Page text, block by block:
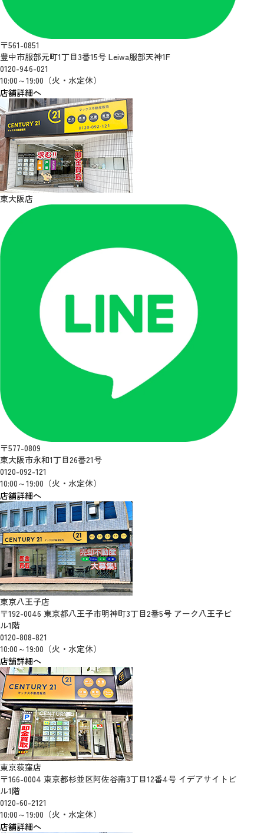
〒561-0851
豊中市服部元町1丁目3番15号 Leiwa服部天神1F
0120-946-021
10:00～19:00（火・水定休）
店舗詳細へ
東大阪店
〒577-0809
東大阪市永和1丁目26番21号
0120-092-121
10:00～19:00（火・水定休）
店舗詳細へ
東京八王子店
〒192-0046 東京都八王子市明神町3丁目2番5号 アーク八王子ビ
ル1階
0120-808-821
10:00～19:00（火・水定休）
店舗詳細へ
東京荻窪店
〒166-0004 東京都杉並区阿佐谷南3丁目12番4号 イデアサイトビ
ル1階
0120-60-2121
10:00～19:00（火・水定休）
店舗詳細へ